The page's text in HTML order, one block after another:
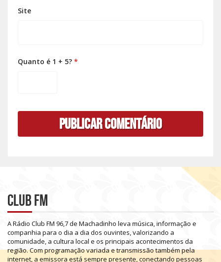
Site
Quanto é 1 + 5? *
Club FM
ARádio Club FM 96,7de Machadinho leva música, informação e
companhia para o dia a dia dos ouvintes, valorizando a
comunidade, a cultura local e os principais acontecimentos da
região.Comprogramaçãovariadaetransmissãotambémpela
internet, a emissora está sempre presente, conectando pessoas